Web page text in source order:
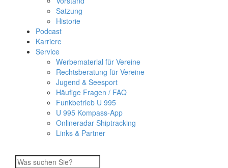
Satzung
Historie
Podcast
Karriere
Service
Werbematerial für Vereine
Rechtsberatung für Vereine
Jugend & Seesport
Häufige Fragen / FAQ
Funkbetrieb U 995
U 995 Kompass-App
Onlineradar Shiptracking
Links & Partner